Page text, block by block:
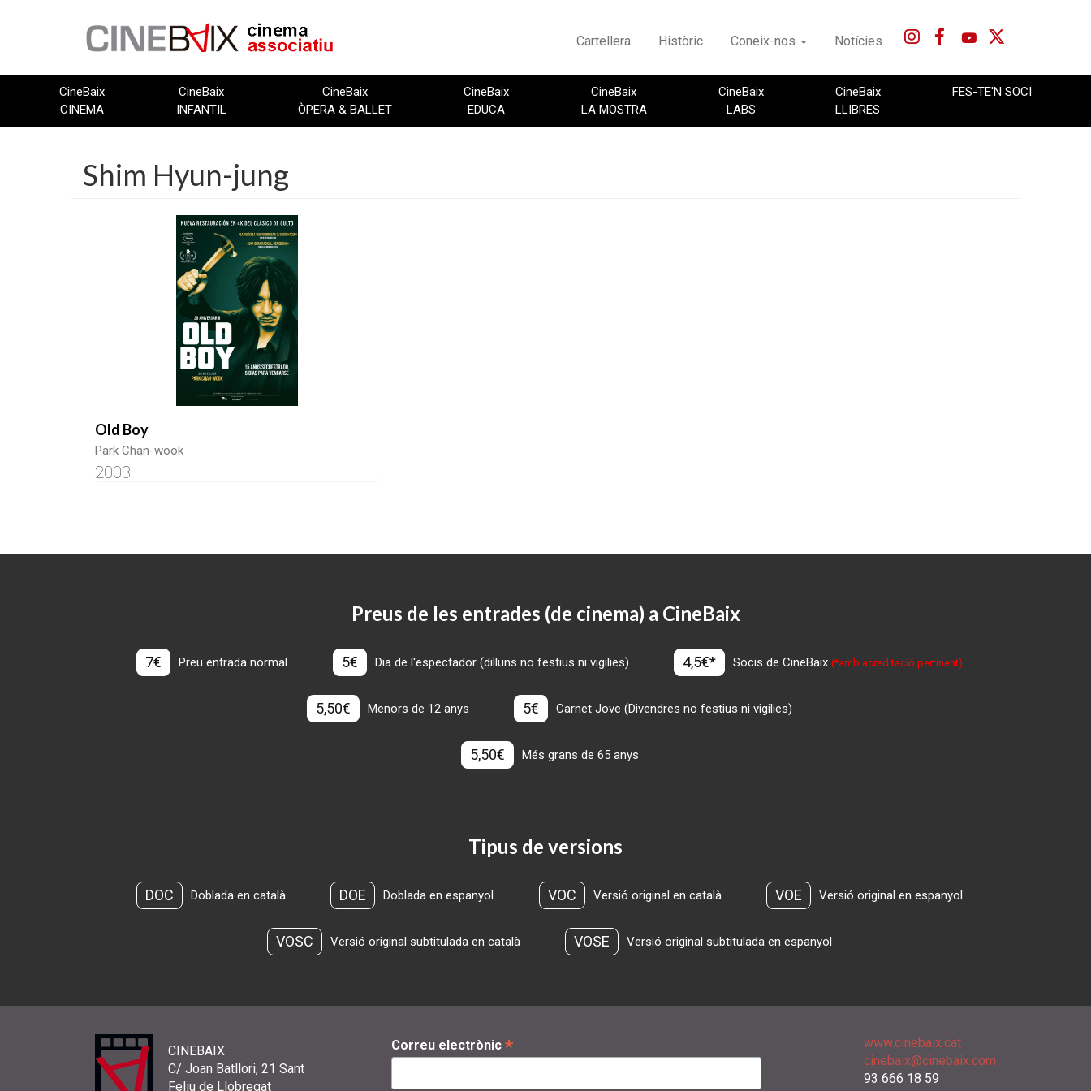
Cartellera Històric Coneix-nos Notícies
CineBaix
CINEMA
CineBaix
INFANTIL
CineBaix
ÒPERA & BALLET
CineBaix
EDUCA
CineBaix
LA MOSTRA
CineBaix
LABS
CineBaix
LLIBRES
FES-TE'N SOCI
Shim Hyun-jung
Old Boy
Park Chan-wook
2003
Preus de les entrades (de cinema) a CineBaix
7€ Preu entrada normal 5€ Dia de l'espectador (dilluns no festius ni vigilies) 4,5€* Socis de CineBaix(*amb acreditació pertinent)
5,50€ Menors de 12 anys 5€ Carnet Jove (Divendres no festius ni vigilies)
5,50€ Més grans de 65 anys
Tipus de versions
DOC Doblada en català DOE Doblada en espanyol VOC Versió original en català VOE Versió original en espanyol
VOSC Versió original subtitulada en català VOSE Versió original subtitulada en espanyol
CINEBAIX
C/ Joan Batllori, 21 Sant
Feliu de Llobregat
Correu electrònic *
www.cinebaix.cat
cinebaix@cinebaix.com
93 666 18 59